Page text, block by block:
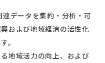
データを集約・分析・可
および地域経済の活性化
。
地域活力の向上、および